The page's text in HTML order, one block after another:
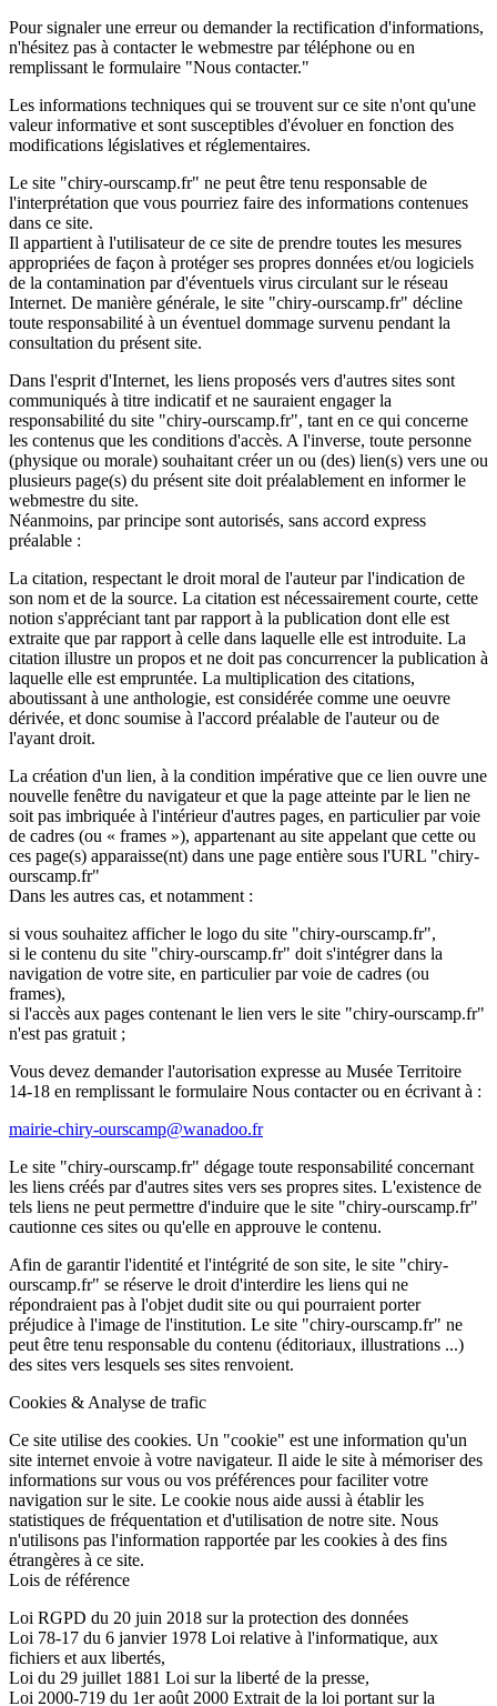
Pour signaler une erreur ou demander la rectification d'informations,
n'hésitez pas à contacter le webmestre par téléphone ou en
remplissant le formulaire "Nous contacter."
Les informations techniques qui se trouvent sur ce site n'ont qu'une
valeur informative et sont susceptibles d'évoluer en fonction des
modifications législatives et réglementaires.
Le site "chiry-ourscamp.fr" ne peut être tenu responsable de
l'interprétation que vous pourriez faire des informations contenues
dans ce site.
Il appartient à l'utilisateur de ce site de prendre toutes les mesures
appropriées de façon à protéger ses propres données et/ou logiciels
de la contamination par d'éventuels virus circulant sur le réseau
Internet. De manière générale, le site "chiry-ourscamp.fr" décline
toute responsabilité à un éventuel dommage survenu pendant la
consultation du présent site.
Dans l'esprit d'Internet, les liens proposés vers d'autres sites sont
communiqués à titre indicatif et ne sauraient engager la
responsabilité du site "chiry-ourscamp.fr", tant en ce qui concerne
les contenus que les conditions d'accès. A l'inverse, toute personne
(physique ou morale) souhaitant créer un ou (des) lien(s) vers une ou
plusieurs page(s) du présent site doit préalablement en informer le
webmestre du site.
Néanmoins, par principe sont autorisés, sans accord express
préalable :
La citation, respectant le droit moral de l'auteur par l'indication de
son nom et de la source. La citation est nécessairement courte, cette
notion s'appréciant tant par rapport à la publication dont elle est
extraite que par rapport à celle dans laquelle elle est introduite. La
citation illustre un propos et ne doit pas concurrencer la publication à
laquelle elle est empruntée. La multiplication des citations,
aboutissant à une anthologie, est considérée comme une oeuvre
dérivée, et donc soumise à l'accord préalable de l'auteur ou de
l'ayant droit.
La création d'un lien, à la condition impérative que ce lien ouvre une
nouvelle fenêtre du navigateur et que la page atteinte par le lien ne
soit pas imbriquée à l'intérieur d'autres pages, en particulier par voie
de cadres (ou « frames »), appartenant au site appelant que cette ou
ces page(s) apparaisse(nt) dans une page entière sous l'URL "chiry-
ourscamp.fr"
Dans les autres cas, et notamment :
si vous souhaitez afficher le logo du site "chiry-ourscamp.fr",
si le contenu du site "chiry-ourscamp.fr" doit s'intégrer dans la
navigation de votre site, en particulier par voie de cadres (ou
frames),
si l'accès aux pages contenant le lien vers le site "chiry-ourscamp.fr"
n'est pas gratuit ;
Vous devez demander l'autorisation expresse au Musée Territoire
14-18 en remplissant le formulaire Nous contacter ou en écrivant à :
mairie-chiry-ourscamp@wanadoo.fr
Le site "chiry-ourscamp.fr" dégage toute responsabilité concernant
les liens créés par d'autres sites vers ses propres sites. L'existence de
tels liens ne peut permettre d'induire que le site "chiry-ourscamp.fr"
cautionne ces sites ou qu'elle en approuve le contenu.
Afin de garantir l'identité et l'intégrité de son site, le site "chiry-
ourscamp.fr" se réserve le droit d'interdire les liens qui ne
répondraient pas à l'objet dudit site ou qui pourraient porter
préjudice à l'image de l'institution. Le site "chiry-ourscamp.fr" ne
peut être tenu responsable du contenu (éditoriaux, illustrations ...)
des sites vers lesquels ses sites renvoient.
Cookies & Analyse de trafic
Ce site utilise des cookies. Un "cookie" est une information qu'un
site internet envoie à votre navigateur. Il aide le site à mémoriser des
informations sur vous ou vos préférences pour faciliter votre
navigation sur le site. Le cookie nous aide aussi à établir les
statistiques de fréquentation et d'utilisation de notre site. Nous
n'utilisons pas l'information rapportée par les cookies à des fins
étrangères à ce site.
Lois de référence
Loi RGPD du 20 juin 2018 sur la protection des données
Loi 78-17 du 6 janvier 1978 Loi relative à l'informatique, aux
fichiers et aux libertés,
Loi du 29 juillet 1881 Loi sur la liberté de la presse,
Loi 2000-719 du 1er août 2000 Extrait de la loi portant sur la